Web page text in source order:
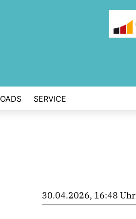
SERVICE
30.04.2026, 16:48 Uhr